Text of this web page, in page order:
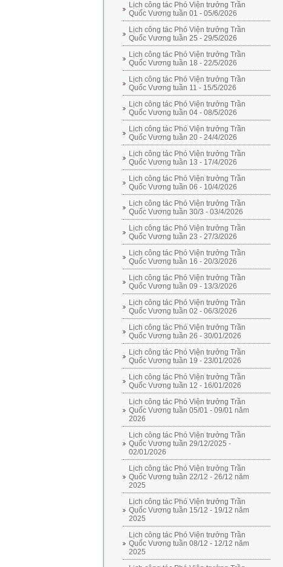
Lịch công tác Phó Viện trưởng Trần
Quốc Vương tuần 01 - 05/6/2026
Lịch công tác Phó Viện trưởng Trần
Quốc Vương tuần 25 - 29/5/2026
Lịch công tác Phó Viện trưởng Trần
Quốc Vương tuần 18 - 22/5/2026
Lịch công tác Phó Viện trưởng Trần
Quốc Vương tuần 11 - 15/5/2026
Lịch công tác Phó Viện trưởng Trần
Quốc Vương tuần 04 - 08/5/2026
Lịch công tác Phó Viện trưởng Trần
Quốc Vương tuần 20 - 24/4/2026
Lịch công tác Phó Viện trưởng Trần
Quốc Vương tuần 13 - 17/4/2026
Lịch công tác Phó Viện trưởng Trần
Quốc Vương tuần 06 - 10/4/2026
Lịch công tác Phó Viện trưởng Trần
Quốc Vương tuần 30/3 - 03/4/2026
Lịch công tác Phó Viện trưởng Trần
Quốc Vương tuần 23 - 27/3/2026
Lịch công tác Phó Viện trưởng Trần
Quốc Vương tuần 16 - 20/3/2026
Lịch công tác Phó Viện trưởng Trần
Quốc Vương tuần 09 - 13/3/2026
Lịch công tác Phó Viện trưởng Trần
Quốc Vương tuần 02 - 06/3/2026
Lịch công tác Phó Viện trưởng Trần
Quốc Vương tuần 26 - 30/01/2026
Lịch công tác Phó Viện trưởng Trần
Quốc Vương tuần 19 - 23/01/2026
Lịch công tác Phó Viện trưởng Trần
Quốc Vương tuần 12 - 16/01/2026
Lịch công tác Phó Viện trưởng Trần
Quốc Vương tuần 05/01 - 09/01 năm
2026
Lịch công tác Phó Viện trưởng Trần
Quốc Vương tuần 29/12/2025 -
02/01/2026
Lịch công tác Phó Viện trưởng Trần
Quốc Vương tuần 22/12 - 26/12 năm
2025
Lịch công tác Phó Viện trưởng Trần
Quốc Vương tuần 15/12 - 19/12 năm
2025
Lịch công tác Phó Viện trưởng Trần
Quốc Vương tuần 08/12 - 12/12 năm
2025